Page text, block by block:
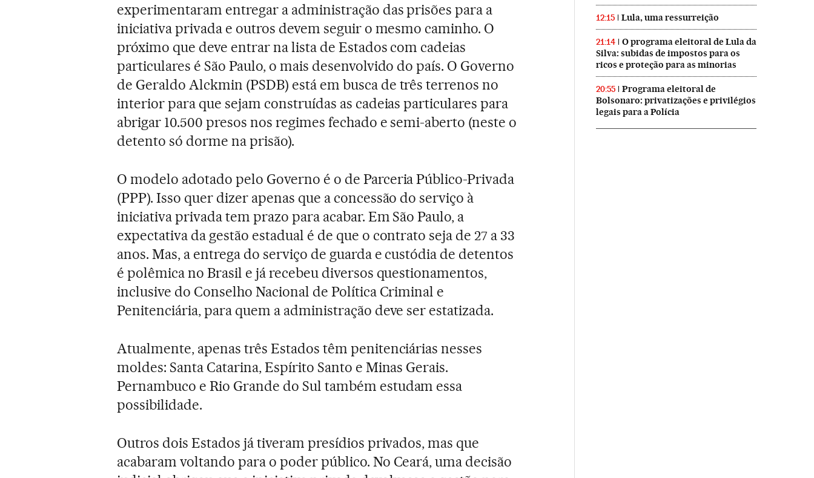
experimentaram entregar a administração das prisões para a
iniciativa privada e outros devem seguir o mesmo caminho. O
próximo que deve entrar na lista de Estados com cadeias
particulares é São Paulo, o mais desenvolvido do país. O Governo
de Geraldo Alckmin (PSDB) está em busca de três terrenos no
interior para que sejam construídas as cadeias particulares para
abrigar 10.500 presos nos regimes fechado e semi-aberto (neste o
detento só dorme na prisão).
O modelo adotado pelo Governo é o de Parceria Público-Privada
(PPP). Isso quer dizer apenas que a concessão do serviço à
iniciativa privada tem prazo para acabar. Em São Paulo, a
expectativa da gestão estadual é de que o contrato seja de 27 a 33
anos. Mas, a entrega do serviço de guarda e custódia de detentos
é polêmica no Brasil e já recebeu diversos questionamentos,
inclusive do Conselho Nacional de Política Criminal e
Penitenciária, para quem a administração deve ser estatizada.
Atualmente, apenas três Estados têm penitenciárias nesses
moldes: Santa Catarina, Espírito Santo e Minas Gerais.
Pernambuco e Rio Grande do Sul também estudam essa
possibilidade.
Outros dois Estados já tiveram presídios privados, mas que
acabaram voltando para o poder público. No Ceará, uma decisão
12:15 Lula, uma ressurreição
21:14
O programa eleitoral de Lula da
Silva: subidas de impostos para os
ricos e proteção para as minorias
20:55
Programa eleitoral de
Bolsonaro: privatizações e privilégios
legais para a Polícia